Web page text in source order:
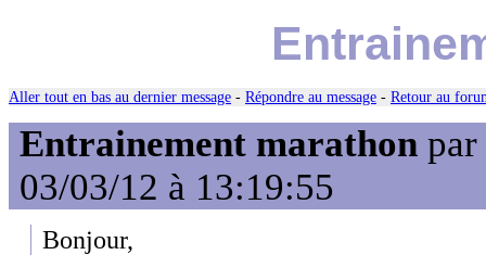
Aller tout en bas au dernier message - Répondre au message - Retour au
Entrainement marathon par
03/03/12 à 13:19:55
Bonjour,